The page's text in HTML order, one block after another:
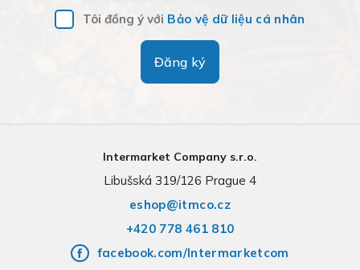
Tôi đồng ý với Bảo vệ dữ liệu cá nhân
Đăng ký
Intermarket Company s.r.o.
Libušská 319/126 Prague 4
eshop@itmco.cz
+420 778 461 810
facebook.com/Intermarketcom